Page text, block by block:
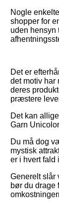
Nogle
shopper for
uden hensyn
Det er
det motiv har
deres
præstere
Det kan
Garn
Du må dog
mystisk
er i hvert fald
Generelt slår
bør du drage